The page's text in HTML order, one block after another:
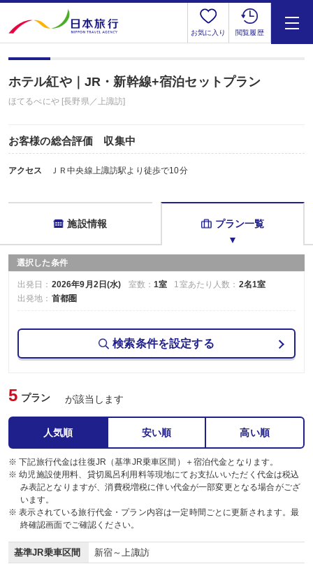
お気に入り 閲覧履歴
ホテル紅や｜JR・新幹線+宿泊セットプラン
ほてるべにや [長野県／上諏訪]
お客様の総合評価 収集中
アクセス ＪＲ中央線上諏訪駅より徒歩で10分
施設情報 プラン一覧
選択した条件
出発日： 2026年9月2日(水) 室数：1室 1室あたり人数： 2名1室
出発地： 首都圏
検索条件を設定する
5 プラン が該当します
人気順 安い順 高い順
※ 下記旅行代金は往復JR（基準JR乗車区間）＋宿泊代金となります。
※ 幼児施設使用料、貸切風呂利用料等現地にてお支払いいただく代金は税込
み表記となりますが、消費税増税に伴い代金が一部変更となる場合がござ
います。
※ 表示されている旅行代金・プラン内容は一定時間ごとに更新されます。最
終確認画面でご確認ください。
基準JR乗車区間 新宿～上諏訪